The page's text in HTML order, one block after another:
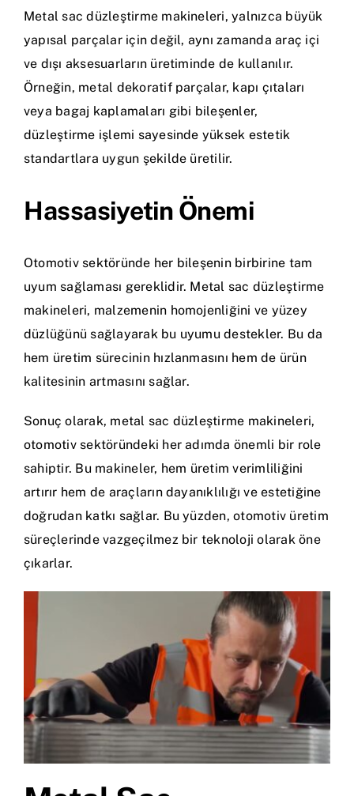
Metal sac düzleştirme makineleri, yalnızca büyük
yapısal parçalar için değil, aynı zamanda araç içi
ve dışı aksesuarların üretiminde de kullanılır.
Örneğin, metal dekoratif parçalar, kapı çıtaları
veya bagaj kaplamaları gibi bileşenler,
düzleştirme işlemi sayesinde yüksek estetik
standartlara uygun şekilde üretilir.
Hassasiyetin Önemi
Otomotiv sektöründe her bileşenin birbirine tam
uyum sağlaması gereklidir. Metal sac düzleştirme
makineleri, malzemenin homojenliğini ve yüzey
düzlüğünü sağlayarak bu uyumu destekler. Bu da
hem üretim sürecinin hızlanmasını hem de ürün
kalitesinin artmasını sağlar.
Sonuç olarak, metal sac düzleştirme makineleri,
otomotiv sektöründeki her adımda önemli bir role
sahiptir. Bu makineler, hem üretim verimliliğini
artırır hem de araçların dayanıklılığı ve estetiğine
doğrudan katkı sağlar. Bu yüzden, otomotiv üretim
süreçlerinde vazgeçilmez bir teknoloji olarak öne
çıkarlar.